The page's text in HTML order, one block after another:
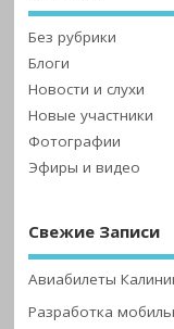
Без рубрики
Блоги
Новости и слухи
Новые участники
Фотографии
Эфиры и видео
Свежие Записи
Авиабилеты
Разработка